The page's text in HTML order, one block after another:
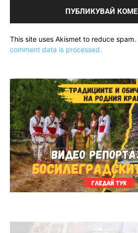
This site uses Akismet to reduce spam.
comment data is processed.